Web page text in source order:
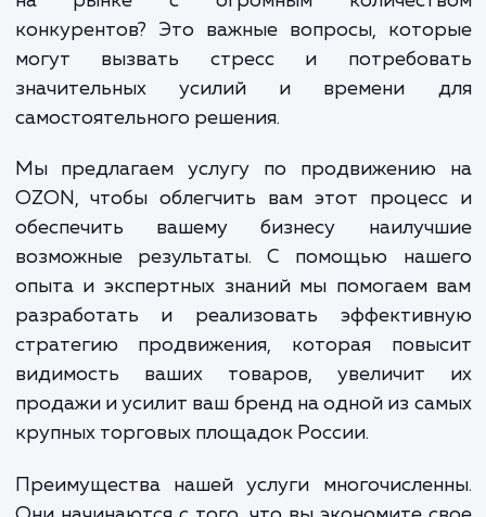
привлекательными и эффективными?
выстроить стратегию продвижения,
обеспечит максимальную видимость и
на рынке с огромным
могут вызвать стресс и
значительных усилий и времени
самостоятельного решения.
Мы предлагаем услугу по
OZON, чтобы облегчить вам этот
обеспечить вашему бизнесу
возможные результаты. С помощью
опыта и экспертных знаний мы помогаем
стратегию продвижения, которая